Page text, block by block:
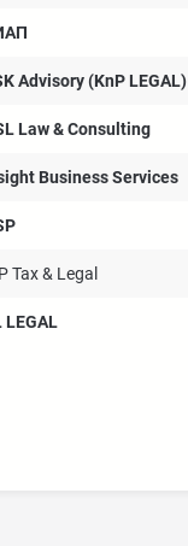
Advisory (KnP LEGAL)
Law & Consulting
Business Services
Tax & Legal
LEGAL